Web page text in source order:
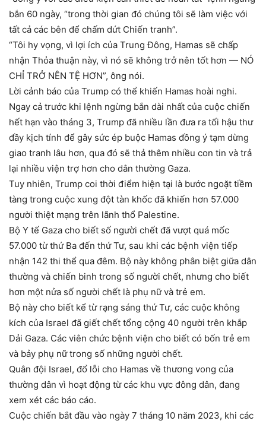
bắn 60 ngày, “trong thời gian đó chúng tôi sẽ làm việc với
tất cả các bên để chấm dứt Chiến tranh”.
“Tôi hy vọng, vì lợi ích của Trung Đông, Hamas sẽ chấp
nhận Thỏa thuận này, vì nó sẽ không trở nên tốt hơn — NÓ
CHỈ TRỞ NÊN TỆ HƠN”, ông nói.
Lời cảnh báo của Trump có thể khiến Hamas hoài nghi.
Ngay cả trước khi lệnh ngừng bắn dài nhất của cuộc chiến
hết hạn vào tháng 3, Trump đã nhiều lần đưa ra tối hậu thư
đầy kịch tính để gây sức ép buộc Hamas đồng ý tạm dừng
giao tranh lâu hơn, qua đó sẽ thả thêm nhiều con tin và trả
lại nhiều viện trợ hơn cho dân thường Gaza.
Tuy nhiên, Trump coi thời điểm hiện tại là bước ngoặt tiềm
tàng trong cuộc xung đột tàn khốc đã khiến hơn 57.000
người thiệt mạng trên lãnh thổ Palestine.
Bộ Y tế Gaza cho biết số người chết đã vượt quá mốc
57.000 từ thứ Ba đến thứ Tư, sau khi các bệnh viện tiếp
nhận 142 thi thể qua đêm. Bộ này không phân biệt giữa dân
thường và chiến binh trong số người chết, nhưng cho biết
hơn một nửa số người chết là phụ nữ và trẻ em.
Bộ này cho biết kể từ rạng sáng thứ Tư, các cuộc không
kích của Israel đã giết chết tổng cộng 40 người trên khắp
Dải Gaza. Các viên chức bệnh viện cho biết có bốn trẻ em
và bảy phụ nữ trong số những người chết.
Quân đội Israel, đổ lỗi cho Hamas về thương vong của
thường dân vì hoạt động từ các khu vực đông dân, đang
xem xét các báo cáo.
Cuộc chiến bắt đầu vào ngày 7 tháng 10 năm 2023, khi các